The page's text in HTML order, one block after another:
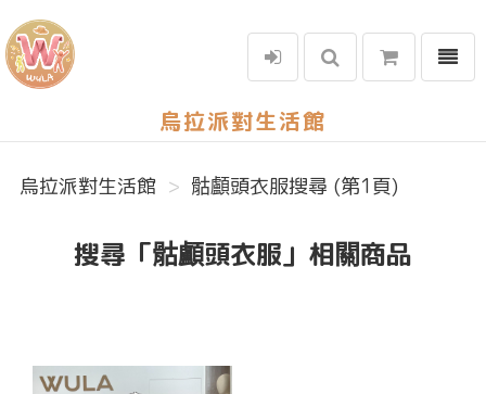
烏拉派對生活館
選單
烏拉派對生活館 骷顱頭衣服搜尋 (第1頁)
搜尋「骷顱頭衣服」相關商品